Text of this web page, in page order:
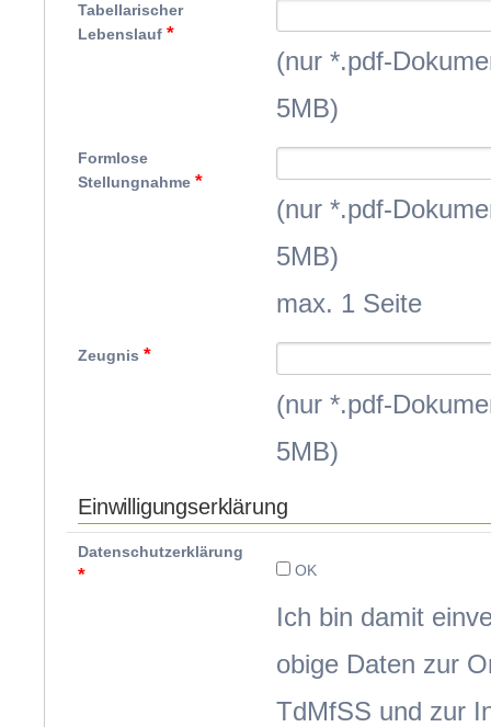
Tabellarischer
Lebenslauf *
(nur *.pdf-
5MB)
Formlose
Stellungnahme *
(nur *.pdf-
5MB)
max. 1 Seite
Zeugnis *
(nur *.pdf-
5MB)
Einwilligungserklärung
Datenschutzerklärung
* OK
Ich bin damit
obige Daten zur
TdMfSS und zur